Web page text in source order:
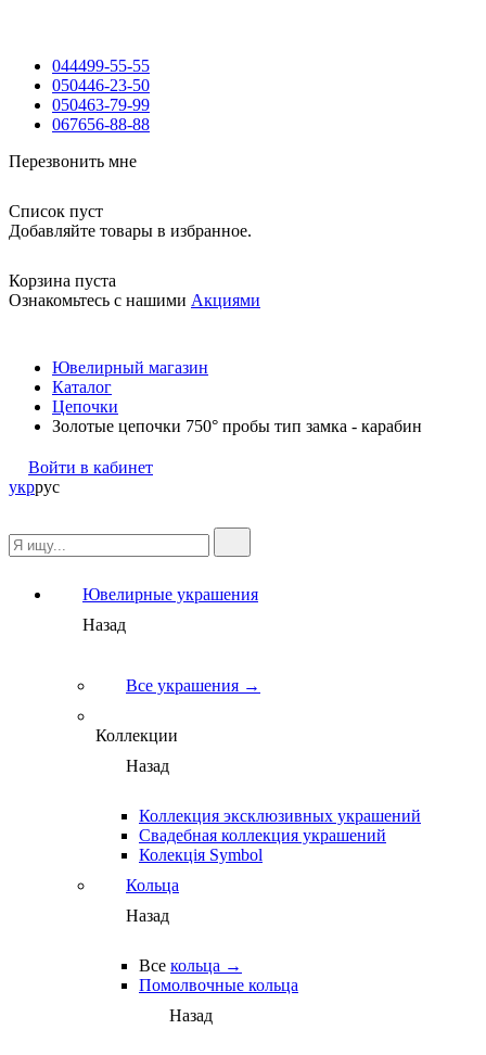
044499-55-55
050446-23-50
050463-79-99
067656-88-88
Перезвонить мне
Список пуст
Добавляйте товары в избранное.
Корзина пуста
Ознакомьтесь с нашими Акциями
Ювелирный магазин
Каталог
Цепочки
Золотые цепочки 750° пробы тип замка - карабин
Войти в кабинет
укррус
Ювелирные украшения
Назад
Все украшения →
Коллекции
Назад
Коллекция эксклюзивных украшений
Свадебная коллекция украшений
Колекція Symbol
Кольца
Назад
Все кольца →
Помолвочные кольца
Назад